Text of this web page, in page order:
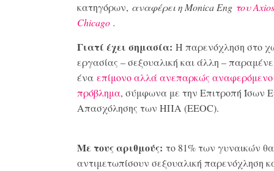
κατηγόρων, αναφέρει η Monica Eng του Axios
Chicago .
Γιατί έχει σημασία: Η παρενόχληση στο
εργασίας – σεξουαλική και άλλη –
ένα επίμονο αλλά ανεπαρκώς αναφερόμενο
πρόβλημα, σύμφωνα με την Επιτροπή Ίσων
Απασχόλησης των ΗΠΑ (EEOC).
Με τους αριθμούς: το 81% των γυναικών θα
αντιμετωπίσουν σεξουαλική παρενόχληση